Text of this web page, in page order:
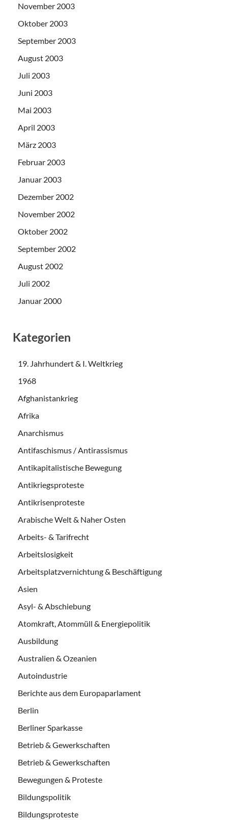
November 2003
Oktober 2003
September 2003
August 2003
Juli 2003
Juni 2003
Mai 2003
April 2003
März 2003
Februar 2003
Januar 2003
Dezember 2002
November 2002
Oktober 2002
September 2002
August 2002
Juli 2002
Januar 2000
Kategorien
19. Jahrhundert & I. Weltkrieg
1968
Afghanistankrieg
Afrika
Anarchismus
Antifaschismus / Antirassismus
Antikapitalistische Bewegung
Antikriegsproteste
Antikrisenproteste
Arabische Welt & Naher Osten
Arbeits- & Tarifrecht
Arbeitslosigkeit
Arbeitsplatzvernichtung & Beschäftigung
Asien
Asyl- & Abschiebung
Atomkraft, Atommüll & Energiepolitik
Ausbildung
Australien & Ozeanien
Autoindustrie
Berichte aus dem Europaparlament
Berlin
Berliner Sparkasse
Betrieb & Gewerkschaften
Betrieb & Gewerkschaften
Bewegungen & Proteste
Bildungspolitik
Bildungsproteste